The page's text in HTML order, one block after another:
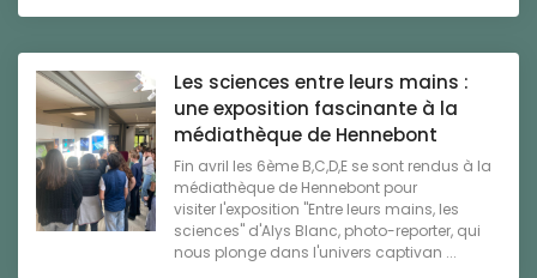
Les sciences entre leurs mains :
une exposition fascinante à la
médiathèque de Hennebont
Fin avril les 6ème B,C,D,E se sont rendus à la
médiathèque de Hennebont pour
visiter l'exposition "Entre leurs mains, les
sciences" d'Alys Blanc, photo-reporter, qui
nous plonge dans l'univers captivan ...